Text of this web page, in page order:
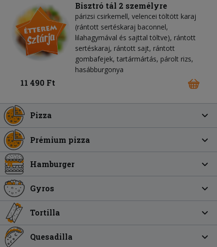
Bisztró tál 2 személyre
párizsi csirkemell, velencei töltött karaj
(rántott sertéskaraj baconnel,
lilahagymával és sajttal töltve), rántott
sertéskaraj, rántott sajt, rántott
gombafejek, tartármártás, párolt rizs,
hasábburgonya
11 490 Ft
Pizza
Prémium pizza
Hamburger
Gyros
Tortilla
Quesadilla